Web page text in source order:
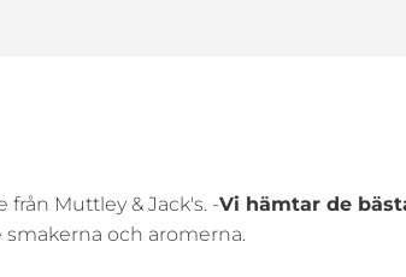
Muttley & Jack's. -Vi hämtar de
och aromerna.